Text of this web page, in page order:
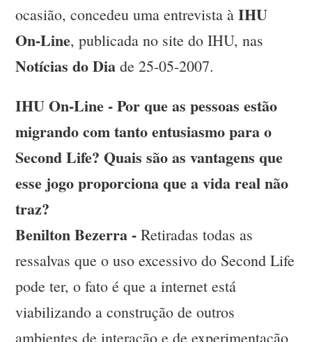
ocasião, concedeu uma entrevista àIHU
On-Line, publicada no site do IHU, nas
Notícias do Dia de 25-05-2007.
IHU On-Line - Por que as pessoas estão
migrando com tanto entusiasmo para o
Second Life? Quais são as vantagens que
esse jogo proporciona que a vida real não
traz?
Benilton Bezerra - Retiradas todas as
ressalvas que o uso excessivo do Second Life
pode ter, o fato é que a internet está
viabilizando a construção de outros
ambientes de interação e de experimentação